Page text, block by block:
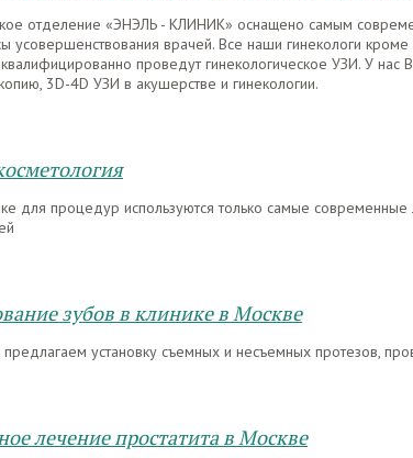
отделение «ЭНЭЛЬ - КЛИНИК» оснащено самым
усовершенствования врачей. Все наши гинекологи
квалифицированно проведут гинекологическое УЗИ. У нас
3D-4D УЗИ в акушерстве и гинекологии.
для процедур используются только самые
зубов в клинике в Москве
установку съемных и несъемных протезов,
лечение простатита в Москве